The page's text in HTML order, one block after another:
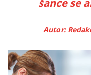
šance se
Autor: